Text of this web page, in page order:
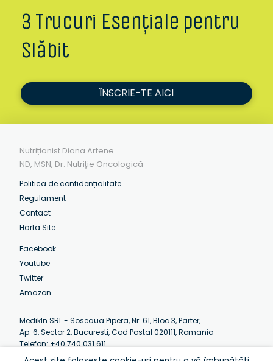
3 Trucuri Esențiale pentru
Slăbit
ÎNSCRIE-TE AICI
Nutriționist Diana Artene
ND, MSN, Dr. Nutriție Oncologică
Politica de confidențialitate
Regulament
Contact
Hartă Site
Facebook
Youtube
Twitter
Amazon
MedikIn SRL - Soseaua Pipera, Nr. 61, Bloc 3, Parter,
Ap. 6, Sector 2, Bucuresti, Cod Postal 020111, Romania
Telefon: +40 740 031 611
Email: contact@artenediana.com